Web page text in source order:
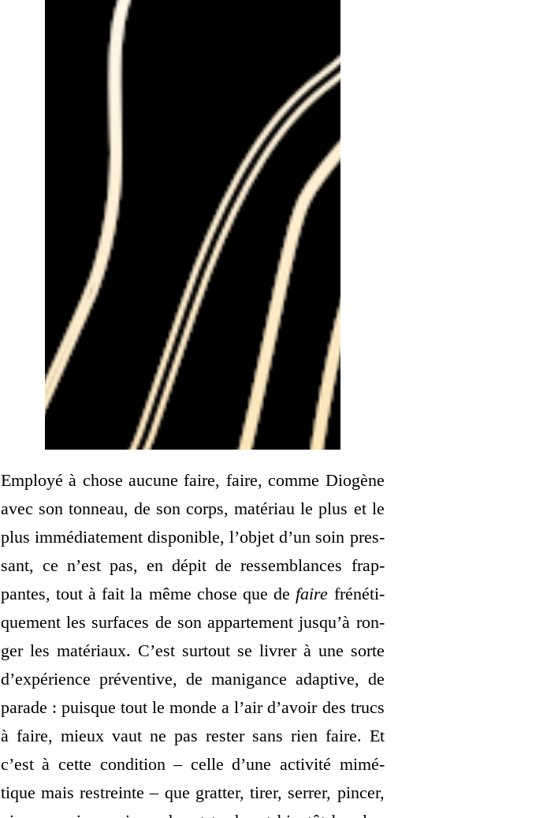
feintes, autant de pas­sages déro­bés que de
dribbles et de coups licites ; des armes inter­
dites en bat­tle sauf pour qui sait les camou­
sans être vu et l’inverse ; des nudges qui font
qu’on dit ou fait – trop tard ! – ce qu’on s’était
juré de ne pas ; des égards, des res­pects, des
regards vers le bas comme si d’entre les
Autres il y en avait d’armés ; des tech­niques
pour comp­ter sur ses doigts non seule­ment
sans les regar­der mais sans être grillé (sans
être grillé pré­voyant, grillé cal­cu­lant, tri­chant)
: l’appui des doigts le long de la cuisse, sous
la table ; l’effort men­tal de visua­li­sa­tion des­
dits doigts – les siens ? ça n’est pas clair,
comme dans un rêve où soi ne se res­semble
pas – des doigts plu­tôt que des mou­tons, des
allu­mettes ou des cailloux, les doigts
s’égarent moins faci­le­ment, et par­fois la pré­ci­
sion du compte compte atten­tion, quand il
s’agit de comp­ter et pas de trou­ver le
Employé à chose aucune faire, faire, comme Diogène
avec son ton­neau, de son corps, maté­riau le plus et le
plus immé­dia­te­ment dis­po­nible, l’objet d’un soin pres­
sant, ce n’est pas, en dépit de res­sem­blances frap­
pantes, tout à fait la même chose que de faire fré­né­ti­
que­ment les sur­faces de son appar­te­ment jusqu’à ron­
ger les maté­riaux. C’est sur­tout se livrer à une sorte
d’expérience pré­ven­tive, de mani­gance adap­tive, de
parade : puisque tout le monde a l’air d’avoir des trucs
à faire, mieux vaut ne pas res­ter sans rien faire. Et
c’est à cette condi­tion – celle d’une acti­vi­té mimé­
tique mais res­treinte – que grat­ter, tirer, ser­rer, pin­cer,